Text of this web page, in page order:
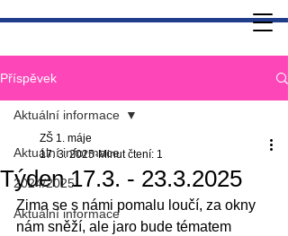
Příspěvek
Aktuální informace
2024/2025
Aktuální informace
Aktuální informace
Týden 17.3. - 23.3.2025
ZŠ 1. máje
17. 3. 2025 Minut čtení: 1
Zima se s námi pomalu loučí, za okny
nám sněží, ale jaro bude tématem